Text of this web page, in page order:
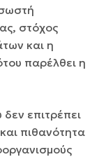
στόχος
και η
παρέλθει η
επιτρέπει
πιθανότητα